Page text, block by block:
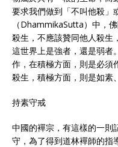
要求我們做到「不叫他殺」
（DhammikaSutta）中，
殺生，不應該贊同他人殺生
這世界上是強者，還是弱者
作，在積極方面，則是必須
殺生，積極方面，則是如素
持素守戒
中國的襌宗，有這樣的一則
守，為了得到道林襌師的指